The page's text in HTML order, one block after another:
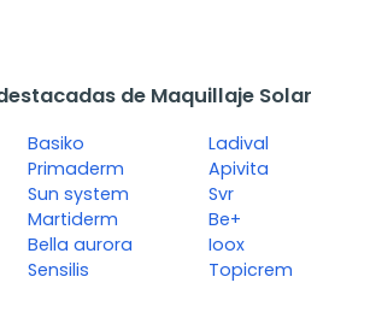
de Maquillaje Solar
Basiko
Primaderm
Sun system
Martiderm
Bella aurora
Sensilis
Ladival
Apivita
Svr
Be+
Ioox
Topicrem